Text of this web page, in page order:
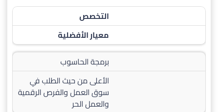
التخصص
معيار الأفضلية
برمجة الحاسوب
الأعلى من حيث الطلب في
سوق العمل والفرص الرقمية
والعمل الحر